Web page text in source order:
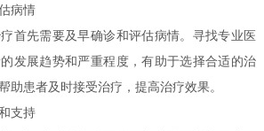
病情
先需要及早确诊和评估病情。寻找专业医
发展趋势和严重程度，有助于选择合适的治
助患者及时接受治疗，提高治疗效果。
支持